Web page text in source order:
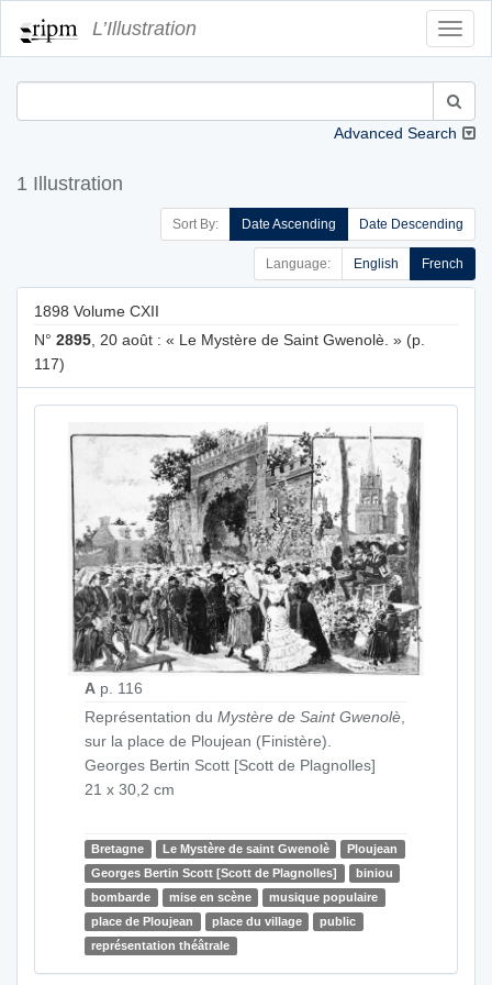
L’Illustration
Advanced Search
1 Illustration
Sort By: Date Ascending Date Descending
Language: English French
1898 Volume CXII
N° 2895 , 20 août : « Le Mystère de Saint Gwenolè. » (p.
117)
A p. 116
Représentation du Mystère de Saint Gwenolè
sur la place de Ploujean (Finistère).
Georges Bertin Scott [Scott de Plagnolles]
21 x 30,2 cm
Bretagne Le Mystère de saint Gwenolè
Ploujean
Georges Bertin Scott [Scott de Plagnolles]
biniou
bombarde
mise en scène
musique populaire
place de Ploujean
place du village
public
représentation théâtrale